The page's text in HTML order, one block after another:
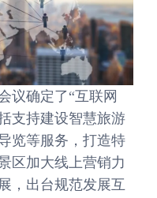
确定了“互联网
支持建设智慧旅游
览等服务，打造特
区加大线上营销力
，出台规范发展互